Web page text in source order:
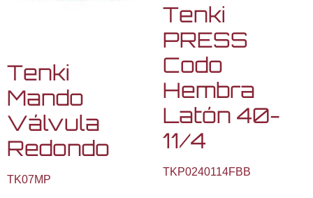
Tenki
Mando
Válvula
Redondo
TK07MP
Tenki
PRESS
Codo
Hembra
Latón 40-
11/4
TKP0240114FBB